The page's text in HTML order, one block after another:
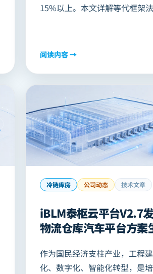
15%以上。本文详解等代框架
预应力优化算法的精度优势，并
阅读内容 →
冷链库房 公司动态 技术文章
iBLM泰枢云平台V2.7
物流仓库汽车平台方案
方案精准决策！
作为国民经济支柱产业，工程
化、数字化、智能化转型，是